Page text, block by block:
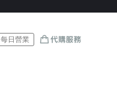
每日營業